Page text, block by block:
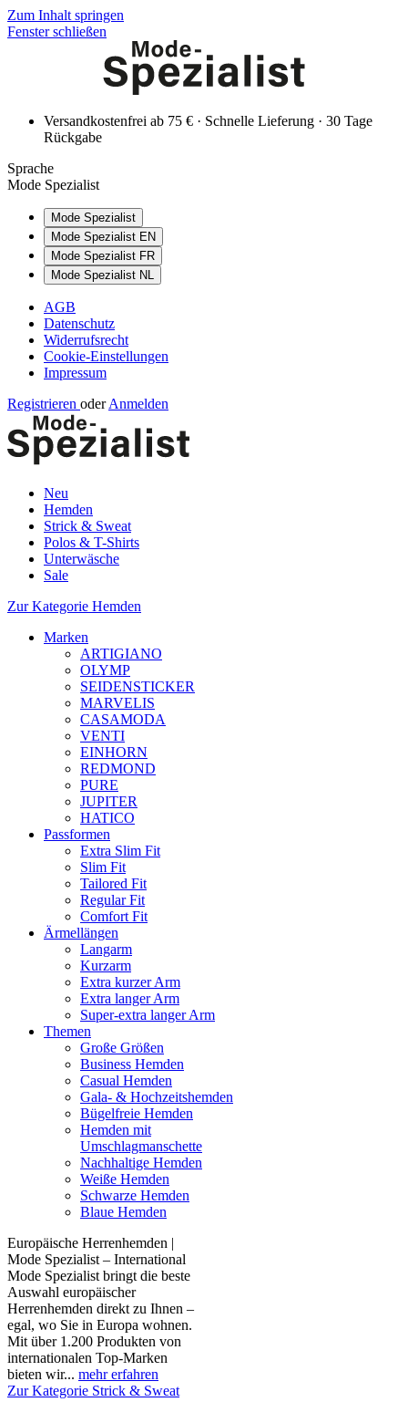
Zum Inhalt springen
Fenster schließen
Versandkostenfrei ab 75 € · Schnelle Lieferung · 30 Tage
Rückgabe
Sprache
Mode Spezialist
Mode Spezialist
Mode Spezialist EN
Mode Spezialist FR
Mode Spezialist NL
AGB
Datenschutz
Widerrufsrecht
Cookie-Einstellungen
Impressum
Registrieren oder Anmelden
Neu
Hemden
Strick & Sweat
Polos & T-Shirts
Unterwäsche
Sale
Zur Kategorie Hemden
Marken
ARTIGIANO
OLYMP
SEIDENSTICKER
MARVELIS
CASAMODA
VENTI
EINHORN
REDMOND
PURE
JUPITER
HATICO
Passformen
Extra Slim Fit
Slim Fit
Tailored Fit
Regular Fit
Comfort Fit
Ärmellängen
Langarm
Kurzarm
Extra kurzer Arm
Extra langer Arm
Super-extra langer Arm
Themen
Große Größen
Business Hemden
Casual Hemden
Gala- & Hochzeitshemden
Bügelfreie Hemden
Hemden mit
Umschlagmanschette
Nachhaltige Hemden
Weiße Hemden
Schwarze Hemden
Blaue Hemden
Europäische Herrenhemden |
Mode Spezialist – International
Mode Spezialist bringt die beste
Auswahl europäischer
Herrenhemden direkt zu Ihnen –
egal, wo Sie in Europa wohnen.
Mit über 1.200 Produkten von
internationalen Top-Marken
bieten wir... mehr erfahren
Zur Kategorie Strick & Sweat